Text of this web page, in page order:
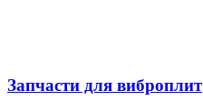
Запчасти для виброплит